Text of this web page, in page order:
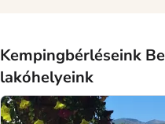
Kempingbérléseink
lakóhelyeink